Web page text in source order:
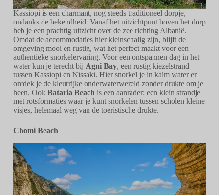
Kassiopi is een charmant, nog steeds traditioneel dorpje,
ondanks de bekendheid. Vanaf het uitzichtpunt boven het dorp
heb je een prachtig uitzicht over de zee richting Albanië.
Omdat de accommodaties hier kleinschalig zijn, blijft de
omgeving mooi en rustig, wat het perfect maakt voor een
authentieke snorkelervaring. Voor een ontspannen dag in het
water kun je terecht bij Agni Bay, een rustig kiezelstrand
tussen Kassiopi en Nissaki. Hier snorkel je in kalm water en
ontdek je de kleurrijke onderwaterwereld zonder drukte om je
heen. Ook Bataria Beach is een aanrader: een klein strandje
met rotsformaties waar je kunt snorkelen tussen scholen kleine
visjes, helemaal weg van de toeristische drukte.
Chomi Beach